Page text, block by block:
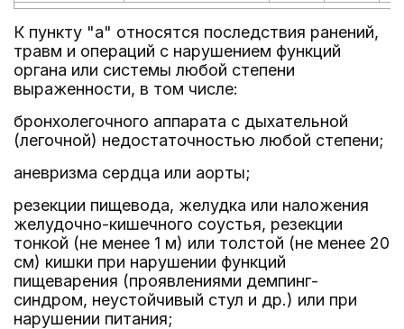
К пункту "а" относятся последствия ранений,
травм и операций с нарушением функций
органа или системы любой степени
выраженности, в том числе:
бронхолегочного аппарата с дыхательной
(легочной) недостаточностью любой степени;
аневризма сердца или аорты;
резекции пищевода, желудка или наложения
желудочно-кишечного соустья, резекции
тонкой (не менее 1 м) или толстой (не менее 20
см) кишки при нарушении функций
пищеварения (проявлениями демпинг-
синдром, неустойчивый стул и др.) или при
нарушении питания;